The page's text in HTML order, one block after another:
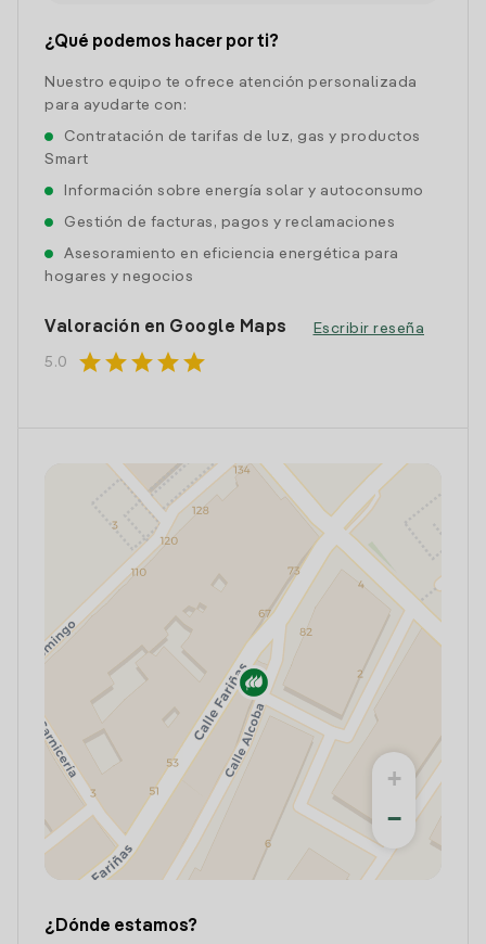
¿Qué podemos hacer por ti?
Nuestro equipo te ofrece atención personalizada
para ayudarte con:
Contratación de tarifas de luz, gas y productos
Smart
Información sobre energía solar y autoconsumo
Gestión de facturas, pagos y reclamaciones
Asesoramiento en eficiencia energética para
hogares y negocios
Valoración en Google Maps
5.0 starstarstarstarstar
Escribir reseña
+
−
¿Dónde estamos?